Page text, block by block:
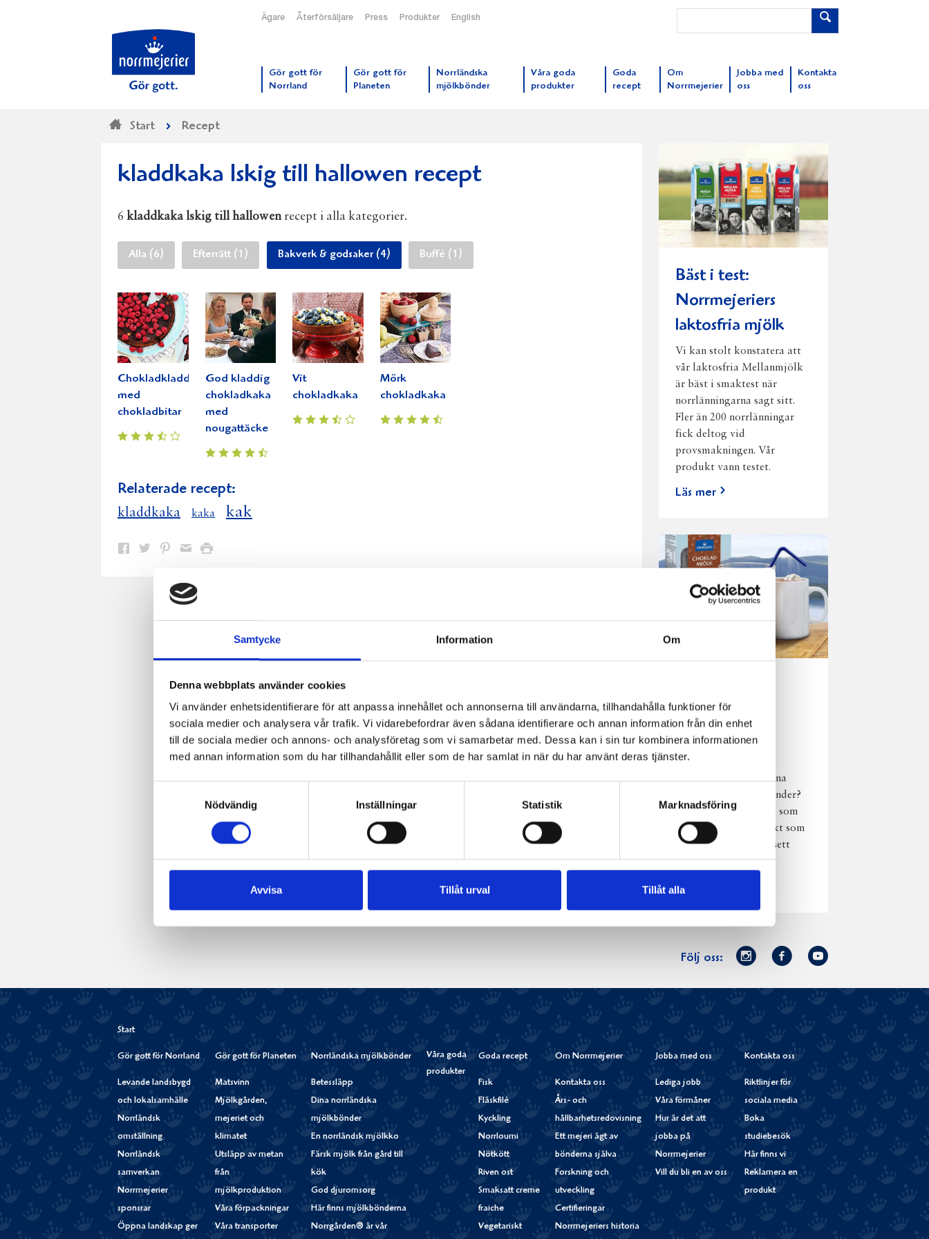
Samtycke Information Om
Denna webbplats använder cookies
Vi använder enhetsidentifierare för att anpassa innehållet och annonserna till användarna, tillhandahålla funktioner för
sociala medier och analysera vår trafik. Vi vidarebefordrar även sådana identifierare och annan information från din enhet
till de sociala medier och annons- och analysföretag som vi samarbetar med. Dessa kan i sin tur kombinera informationen
med annan information som du har tillhandahållit eller som de har samlat in när du har använt deras tjänster.
Nödvändig
Inställningar Statistik Marknadsföring
Avvisa Tillåt urval Tillåt alla
Ägare Återförsäljare Press Produkter English
Gör gott för
Norrland
Gör gott för
Planeten
Norrländska
mjölkbönder
Våra goda
produkter
Goda
recept
Om
Norrmejerier
Jobba med
oss
Kontakta
oss
Start Recept
kladdkaka lskig till hallowen recept
6 kladdkaka lskig till hallowenrecept i alla kategorier.
Alla (6) Efterrätt (1) Bakverk & godsaker (4) Buffé (1)
Chokladkladdkaka
med
chokladbitar
God kladdig
chokladkaka
med
nougattäcke
Vit
chokladkaka
Mörk
chokladkaka
Relaterade recept:
kladdkaka kaka kak
Dela
Facebook
Dela
Twitter
Dela
Pinterest
Dela
e-
post
Skriv
Bäst i test:
Norrmejeriers
laktosfria mjölk
Vi kan stolt konstatera att
vår laktosfria Mellanmjölk
är bäst i smaktest när
norrlänningarna sagt sitt.
Fler än 200 norrlänningar
fick deltog vid
provsmakningen. Vår
produkt vann testet.
Läs mer
njutning i alla
väder
Har du provat
chokladmjölk från dina
norrländska mjölkbönder?
Den är lika god varm som
kall och passar perfekt som
vardagsnjutning oavsett
väder, året om.
Läs mer
Följ oss:
Norrmejerier
Instagram
Facebook
Youtube
Start
Gör gott för Norrland
Levande landsbygd
och lokalsamhälle
Norrländsk
omställning
Norrländsk
samverkan
Norrmejerier
sponsrar
Öppna landskap ger
Gör gott för Planeten
Matsvinn
Mjölkgården,
mejeriet och
klimatet
Utsläpp av metan
från
mjölkproduktion
Våra förpackningar
Våra transporter
Norrländska mjölkbönder
Betessläpp
Dina norrländska
mjölkbönder
En norrländsk mjölkko
Färsk mjölk från gård till
kök
God djuromsorg
Här finns mjölkbönderna
Norrgården® är vår
Våra goda
produkter
Goda recept
Fisk
Fläskfilé
Kyckling
Norrloumi
Nötkött
Riven ost
Smaksatt creme
fraiche
Vegetariskt
Om Norrmejerier
Kontakta oss
Års- och
hållbarhetsredovisning
Ett mejeri ägt av
bönderna själva
Forskning och
utveckling
Certifieringar
Norrmejeriers historia
Jobba med oss
Lediga jobb
Våra förmåner
Hur är det att
jobba på
Norrmejerier
Vill du bli en av oss
Kontakta oss
Riktlinjer för
sociala media
Boka
studiebesök
Här finns vi
Reklamera en
produkt